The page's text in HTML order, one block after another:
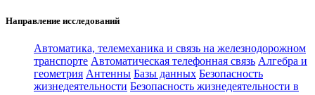
Направление исследований
Автоматика, телемеханика и связь на железнодорожном
транспорте Автоматическая телефонная связь Алгебра и
геометрия Антенны Базы данных Безопасность
жизнедеятельности Безопасность жизнедеятельности в